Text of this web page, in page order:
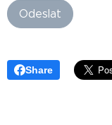
Odeslat
Share